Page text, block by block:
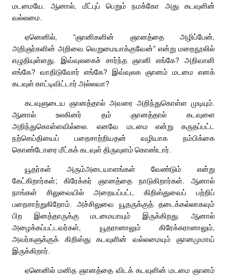
மடமையே. ஆனால், மீட்புப் பெறும் நமக்கோ அது கடவுளின்
வல்லமை.
ஏனெனில், “ஞானிகளின் ஞானத்தை அழிப்பேன்,
அறிஞர்களின் அறிவை வெறுமையாக்குவேன்” என்று மறைநூலில்
எழுதியுள்ளது. இவ்வுலகைச் சார்ந்த ஞானி எங்கே? அறிவாளி
எங்கே? வாதிடுவோர் எங்கே? இவ்வுலக ஞானம் மடமை எனக்
கடவுள் காட்டிவிட்டார் அல்லவா?
கடவுளுடைய ஞானத்தால் அவரை அறிந்துகொள்ள முடியும்.
ஆனால் உலகினர் தம் ஞானத்தால் கடவுளை
அறிந்துகொள்ளவில்லை. எனவே மடமை என்று கருதப்பட்ட
நற்செய்தியைப் பறைசாற்றியதன் வழியாக நம்பிக்கை
கொண்டோரை மீட்கக் கடவுள் திருவுளம் கொண்டார்.
யூதர்கள் அரும்அடையாளங்கள் வேண்டும் என்று
கேட்கிறார்கள்; கிரேக்கர் ஞானத்தை நாடுகிறார்கள். ஆனால்
நாங்கள் சிலுவையில் அறையப்பட்ட கிறிஸ்துவைப் பற்றிப்
பறைசாற்றுகிறோம். அச்சிலுவை யூதருக்குத் தடைக்கல்லாகவும்
பிற இனத்தாருக்கு மடமையாயும் இருக்கிறது. ஆனால்
அழைக்கப்பட்டவர்கள், யூதரானாலும் கிரேக்கரானாலும்,
அவர்களுக்குக் கிறிஸ்து கடவுளின் வல்லமையும் ஞானமுமாய்
இருக்கிறார்.
ஏனெனில் மனித ஞானத்தை விடக் கடவுளின் மடமை ஞானம்